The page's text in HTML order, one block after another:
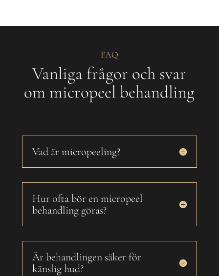
FAQ
Vanliga frågor och svar
om micropeel behandling
Vad är micropeeling?
Hur ofta bör en micropeel
behandling göras?
Är behandlingen säker för
känslig hud?